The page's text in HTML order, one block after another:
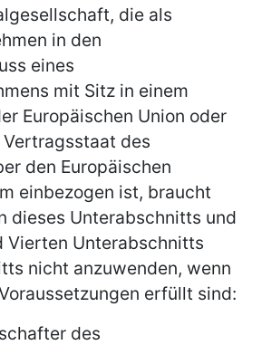
die als
in den
eines
mit Sitz in einem
Europäischen Union oder
des
den Europäischen
einbezogen ist, braucht
dieses Unterabschnitts und
Vierten Unterabschnitts
nicht anzuwenden, wenn
erfüllt sind:
des